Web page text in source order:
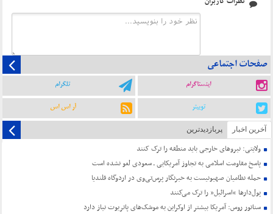
صفحات اجتماعی
اینستاگرام تلگرام
توییتر آر اس اس
آخرین اخبار پربازدیدترین
ولایتی: نیروهای خارجی باید منطقه را ترک کنند
پاسخ مقاومت اسلامی به تجاوز آمریکایی ـ سعودی لغو نشده است
حمله نظامیان صهیونیست به خبرنگار پرس‌تی‌وی در اردوگاه قلندیا
پول‌دارها “اسرائیل” را ترک می‌کنند
سناتور روس: آمریکا بیشتر از اوکراین به موشک‌های پاتریوت نیاز دارد